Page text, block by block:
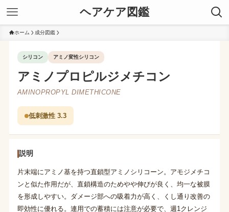
ヘアケア図鑑
ホーム 成分図鑑
シリコン アミノ変性シリコン
アミノプロピルジメチコン
AMINOPROPYL DIMETHICONE
低刺激性 3.3
説明
片末端にアミノ基を持つ直鎖型アミノシリコーン。アモジメチコ
ンと似た作用だが、直鎖構造のためやや伸びが良く、均一な被膜
を形成しやすい。ダメージ部への吸着力が高く、くし通り改善の
即効性に優れる。連用での蓄積には注意が必要で、週1クレンジ